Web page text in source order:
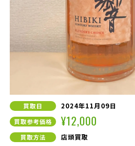
買取日 2024年11月09日
買取参考価格 ¥12,000
買取方法 店頭買取